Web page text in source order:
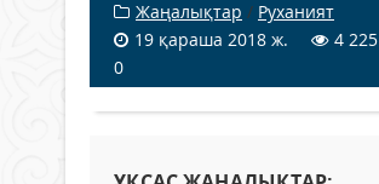
Жаңалықтар / Руханият
19 қараша 2018 ж.
4 225
0